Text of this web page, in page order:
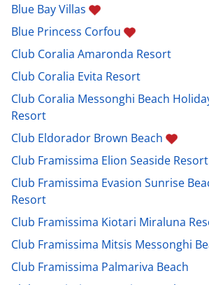
Blue Bay Villas
Blue Princess Corfou
Club Coralia Amaronda Resort
Club Coralia Evita Resort
Club Coralia Messonghi Beach
Resort
Club Eldorador Brown Beach
Club Framissima Elion Seaside Resort
Club Framissima Evasion Sunrise
Resort
Club Framissima Kiotari Miraluna
Club Framissima Mitsis Messonghi
Club Framissima Palmariva Beach